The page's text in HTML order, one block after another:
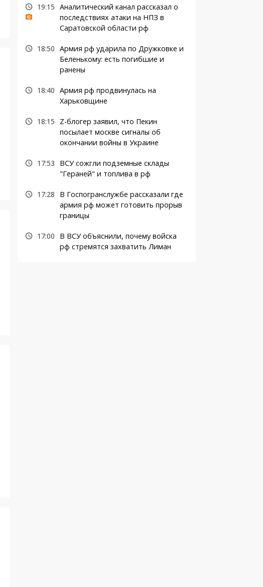
19:15 Аналитический канал рассказал о
последствиях атаки на НПЗ в
Саратовской области рф
18:50 Армия рф ударила по Дружковке и
Беленькому: есть погибшие и
ранены
18:40 Армия рф продвинулась на
Харьковщине
18:15
Z-блогер заявил, что Пекин
посылает москве сигналы об
окончании войны в Украине
17:53
ВСУ сожгли подземные склады
"Гераней" и топлива в рф
17:28
В Госпогранслужбе рассказали где
армия рф может готовить прорыв
границы
17:00
В ВСУ объяснили, почему войска
рф стремятся захватить Лиман